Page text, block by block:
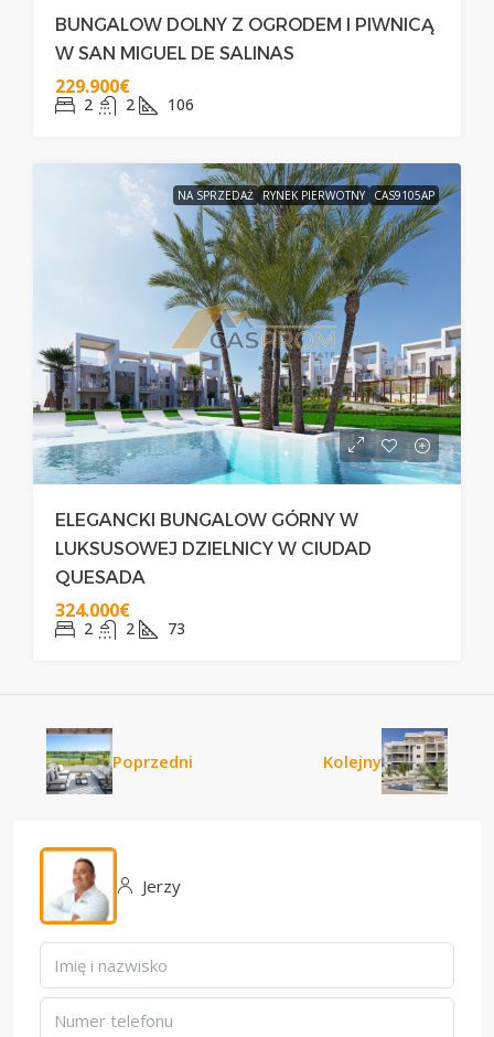
BUNGALOW DOLNY Z OGRODEM I PIWNICĄ
W SAN MIGUEL DE SALINAS
229.900€
2 2 106
NA SPRZEDAŻ RYNEK PIERWOTNY CAS9105AP
ELEGANCKI BUNGALOW GÓRNY W
LUKSUSOWEJ DZIELNICY W CIUDAD
QUESADA
324.000€
2 2 73
Poprzedni Kolejny
Jerzy